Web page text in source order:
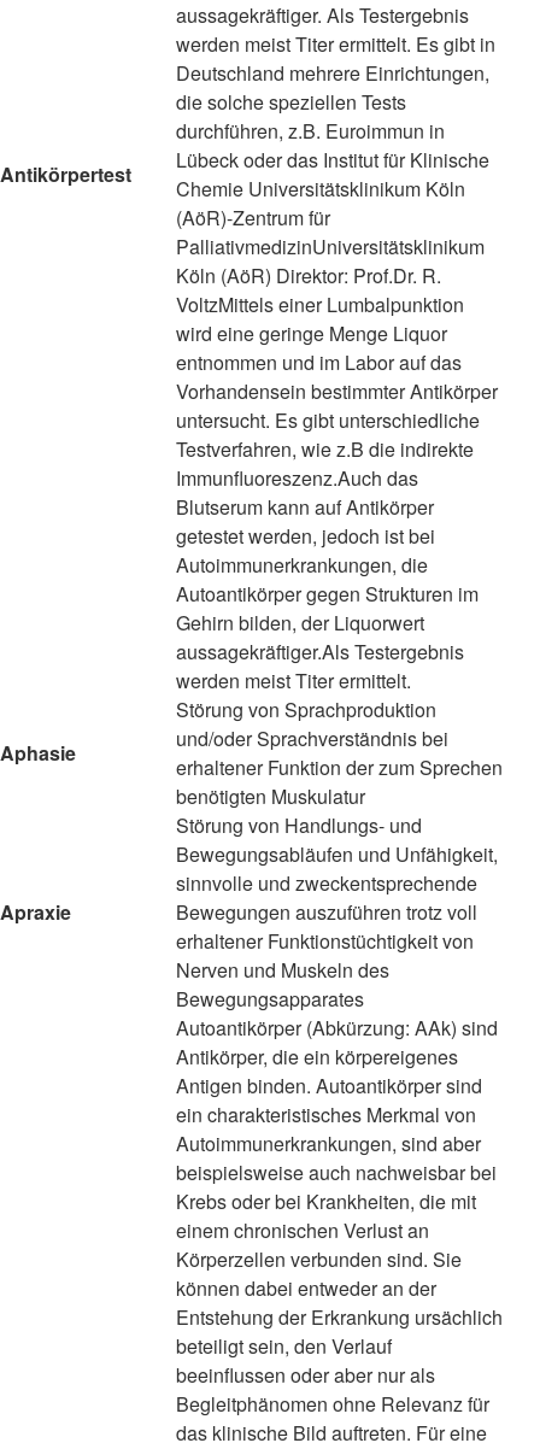
Antikörpertest
aussagekräftiger. Als Testergebnis
werden meist Titer ermittelt. Es gibt in
Deutschland mehrere Einrichtungen,
die solche speziellen Tests
durchführen, z.B. Euroimmun in
Lübeck oder das Institut für Klinische
Chemie Universitätsklinikum Köln
(AöR)-Zentrum für
PalliativmedizinUniversitätsklinikum
Köln (AöR) Direktor: Prof.Dr. R.
VoltzMittels einer Lumbalpunktion
wird eine geringe Menge Liquor
entnommen und im Labor auf das
Vorhandensein bestimmter Antikörper
untersucht. Es gibt unterschiedliche
Testverfahren, wie z.B die indirekte
Immunfluoreszenz.Auch das
Blutserum kann auf Antikörper
getestet werden, jedoch ist bei
Autoimmunerkrankungen, die
Autoantikörper gegen Strukturen im
Gehirn bilden, der Liquorwert
aussagekräftiger.Als Testergebnis
werden meist Titer ermittelt.
Aphasie
Störung von Sprachproduktion
und/oder Sprachverständnis bei
erhaltener Funktion der zum Sprechen
benötigten Muskulatur
Apraxie
Störung von Handlungs- und
Bewegungsabläufen und Unfähigkeit,
sinnvolle und zweckentsprechende
Bewegungen auszuführen trotz voll
erhaltener Funktionstüchtigkeit von
Nerven und Muskeln des
Bewegungsapparates
Autoantikörper (Abkürzung: AAk) sind
Antikörper, die ein körpereigenes
Antigen binden. Autoantikörper sind
ein charakteristisches Merkmal von
Autoimmunerkrankungen, sind aber
beispielsweise auch nachweisbar bei
Krebs oder bei Krankheiten, die mit
einem chronischen Verlust an
Körperzellen verbunden sind. Sie
können dabei entweder an der
Entstehung der Erkrankung ursächlich
beteiligt sein, den Verlauf
beeinflussen oder aber nur als
Begleitphänomen ohne Relevanz für
das klinische Bild auftreten. Für eine